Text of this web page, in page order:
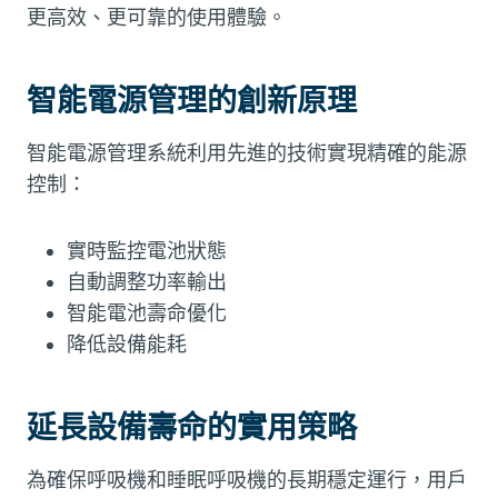
更高效、更可靠的使用體驗。
智能電源管理的創新原理
智能電源管理系統利用先進的技術實現精確的能源
控制：
實時監控電池狀態
自動調整功率輸出
智能電池壽命優化
降低設備能耗
延長設備壽命的實用策略
為確保呼吸機和睡眠呼吸機的長期穩定運行，用戶